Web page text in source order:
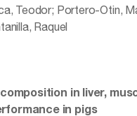
Teodor; Portero-Otin,
Raquel
in liver,
in pigs